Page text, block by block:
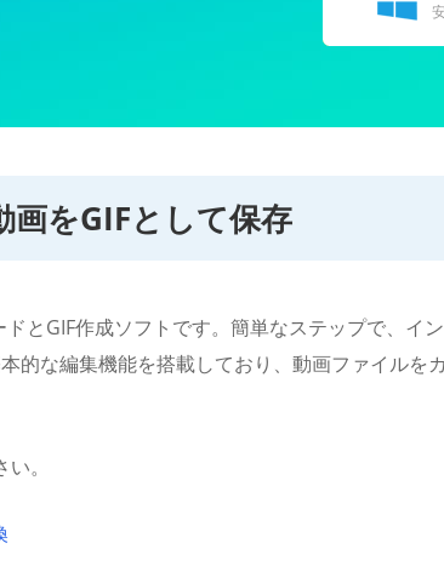
をGIFとして保存
とGIF作成ソフトです。簡単なステップで、イ
的な編集機能を搭載しており、動画ファイルを
。